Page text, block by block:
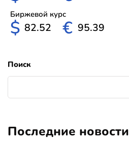
Биржевой курс
$ 82.52 € 95.39
Поиск
Последние новости